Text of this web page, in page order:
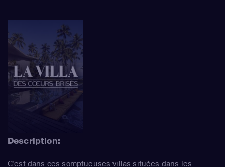
Description:
C'est dans ces somptueuses villas situées dans les